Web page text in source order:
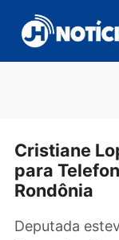
para
conteúdo
Cristiane
para